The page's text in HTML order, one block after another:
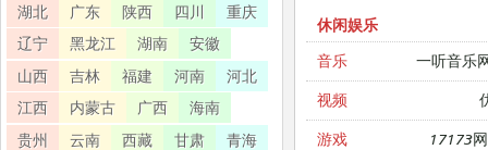
休闲娱乐
音乐
一听音乐
视频
游戏 17173
湖北
广东 陕西 四川
重庆
辽宁
黑龙江 湖南
安徽
山西
吉林 福建 河南
河北
江西
内蒙古 广西
海南
贵州
云南 西藏 甘肃
青海